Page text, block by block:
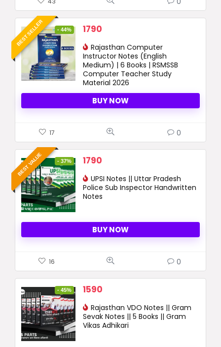
BEST SELLER - 44%
Original
was:
3200 ₹.
1790
is:
1790 ₹.
Rajasthan Computer
Instructor Notes (English
Medium) | 6 Books | RSMSSB
Computer Teacher Study
Material 2026
BUY NOW
17 0
BEST VALUE - 37%
Original
was:
2820 ₹.
1790
is:
1790 ₹.
UPSI Notes || Uttar Pradesh
Police Sub Inspector Handwritten
Notes
BUY NOW
16 0
- 45%
Original
was:
2890 ₹.
1590
is:
1590 ₹.
Rajasthan VDO Notes || Gram
Sevak Notes || 5 Books || Gram
Vikas Adhikari